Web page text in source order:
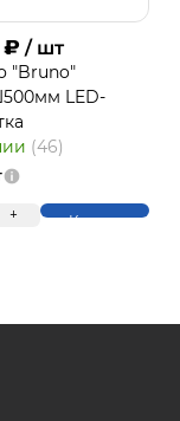
₽ / шт
"Bruno"
LED-
(46)
+ Купить